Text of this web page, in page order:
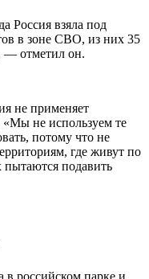
Россия взяла под
в зоне СВО, из них 35
— отметил он.
не применяет
не используем те
потому что не
где живут по
подавить